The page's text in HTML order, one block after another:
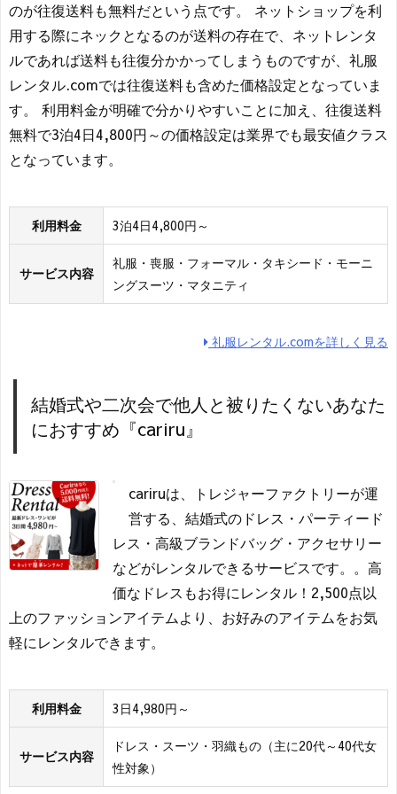
のが往復送料も無料だという点です。 ネットショップを利
用する際にネックとなるのが送料の存在で、ネットレンタ
ルであれば送料も往復分かかってしまうものですが、礼服
レンタル.comでは往復送料も含めた価格設定となっていま
す。 利用料金が明確で分かりやすいことに加え、往復送料
無料で3泊4日4,800円～の価格設定は業界でも最安値クラス
となっています。
利用料金 3泊4日4,800円～
サービス内容
礼服・喪服・フォーマル・タキシード・モーニ
ングスーツ・マタニティ
礼服レンタル.comを詳しく見る
結婚式や二次会で他人と被りたくないあなた
におすすめ『cariru』
cariruは、トレジャーファクトリーが運
営する、結婚式のドレス・パーティード
レス・高級ブランドバッグ・アクセサリー
などがレンタルできるサービスです。。高
価なドレスもお得にレンタル！2,500点以
上のファッションアイテムより、お好みのアイテムをお気
軽にレンタルできます。
利用料金 3日4,980円～
サービス内容
ドレス・スーツ・羽織もの（主に20代～40代女
性対象）